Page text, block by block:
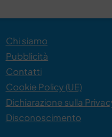
Chi siamo
Pubblicità
Contatti
Cookie Policy (UE)
Dichiarazione sulla
Disconoscimento